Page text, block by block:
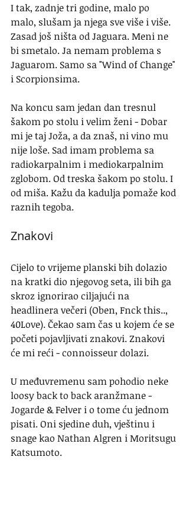
I tak, zadnje tri godine, malo po
malo, slušam ja njega sve više i više.
Zasad još ništa od Jaguara. Meni ne
bi smetalo. Ja nemam problema s
Jaguarom. Samo sa "Wind of Change"
i Scorpionsima.
Na koncu sam jedan dan tresnul
šakom po stolu i velim ženi - Dobar
mi je taj Joža, a da znaš, ni vino mu
nije loše. Sad imam problema sa
radiokarpalnim i mediokarpalnim
zglobom. Od treska šakom po stolu. I
od miša. Kažu da kadulja pomaže kod
raznih tegoba.
Znakovi
Cijelo to vrijeme planski bih dolazio
na kratki dio njegovog seta, ili bih ga
skroz ignorirao ciljajući na
headlinera večeri (Oben, Fnck this..,
40Love). Čekao sam čas u kojem će se
početi pojavljivati znakovi. Znakovi
će mi reći - connoisseur dolazi.
U međuvremenu sam pohodio neke
loosy back to back aranžmane -
Jogarde & Felver i o tome ću jednom
pisati. Oni sjedine duh, vještinu i
snage kao Nathan Algren i Moritsugu
Katsumoto.